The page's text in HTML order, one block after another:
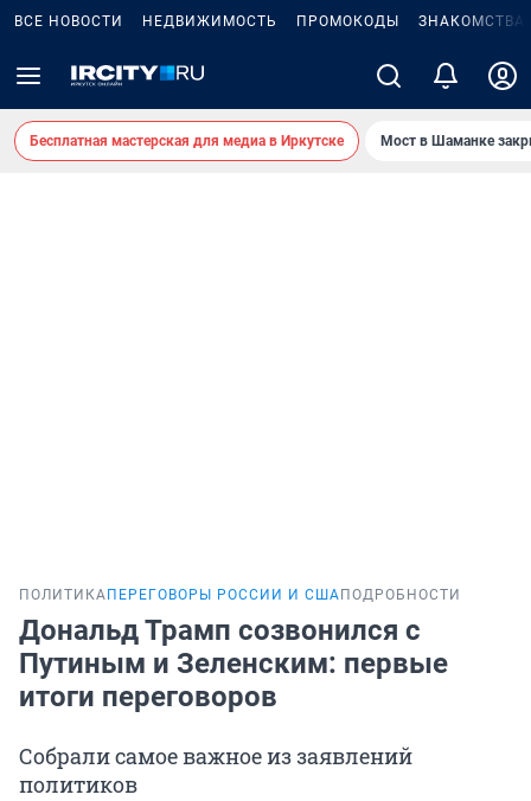
ВСЕ НОВОСТИ НЕДВИЖИМОСТЬ ПРОМОКОДЫ ЗНАКОМСТВА
Бесплатная мастерская для медиа в Иркутске Мост в Шаманке
ПОЛИТИКА ПЕРЕГОВОРЫ РОССИИ И США ПОДРОБНОСТИ
Дональд Трамп созвонился с
Путиным и Зеленским: первые
итоги переговоров
Собрали самое важное из заявлений
политиков